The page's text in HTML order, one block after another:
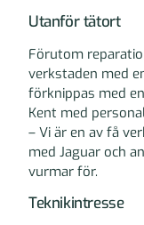
Utanför tätort
Förutom
verkstaden med
förknippas med
Kent med
– Vi är en av få
med Jaguar och
vurmar för.
Teknikintresse